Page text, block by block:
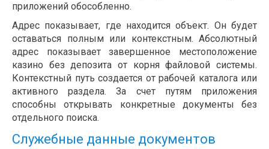
приложений обособленно.
Адрес показывает, где находится объект. Он будет
оставаться полным или контекстным. Абсолютный
адрес показывает завершенное местоположение
казино без депозита от корня файловой системы.
Контекстный путь создается от рабочей каталога или
активного раздела. За счет путям приложения
способны открывать конкретные документы без
отдельного поиска.
Служебные данные документов